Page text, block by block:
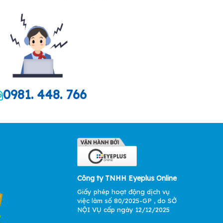
0981. 448. 766
Công ty TNHH Eyeplus Online
Giấy phép hoạt động dịch vụ
việc làm số 80/2025-GP , do SỞ
NỘI VỤ cấp ngày 12/12/2025